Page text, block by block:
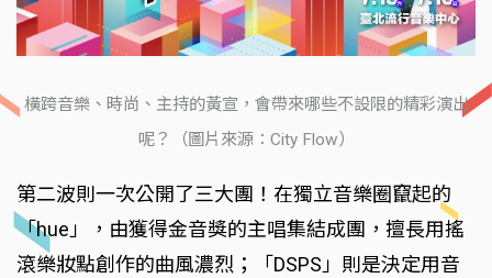
橫跨音樂、時尚、主持的黃宣，會帶來哪些不設限的精彩演出
呢？（圖片來源：City Flow）
第二波則一次公開了三大團！在獨立音樂圈竄起的
「hue」，由獲得金音獎的主唱集結成團，擅長用搖
滾樂妝點創作的曲風濃烈；「DSPS」則是決定用音